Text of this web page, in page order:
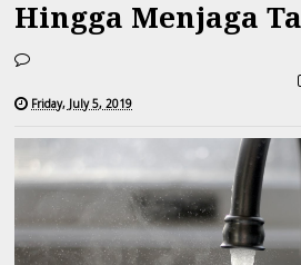
Hingga Menjaga
Friday, July 5, 2019